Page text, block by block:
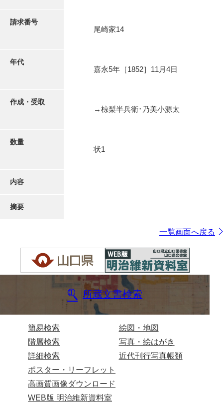
高画質画像ダウンロード
請求番号
尾崎家14
年代
嘉永5年［1852］11月4日
作成・受取
→椋梨半兵衛･乃美小源太
数量
状1
内容
摘要
一覧画面へ戻る
所蔵文書検索
簡易検索
階層検索
詳細検索
絵図・地図
写真・絵はがき
近代刊行写真帳類
ポスター・リーフレット
高画質画像ダウンロード
WEB版 明治維新資料室